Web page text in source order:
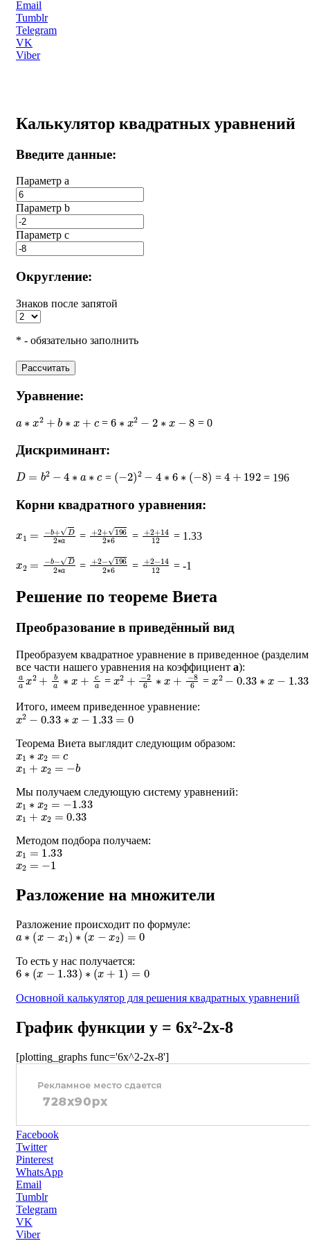
Email
Tumblr
Telegram
VK
Viber
Калькулятор квадратных уравнений
Введите данные:
Параметр a
Параметр b
Параметр с
Округление:
Знаков после запятой
* - обязательно заполнить
Рассчитать
Уравнение:
2 b ∗ = 6 2 ∗ = 0
Дискриминант:
D= 2− a = (− 2)2− ∗ ∗ −8 = 4 +192 = 196
Корни квадратного уравнения:
+ D2∗ = + 2+ 196 6
= + 2+ 14 12
= 1.33
b−D2∗ = +2−196 6
= +2−14 = -1
Решение по теореме Виета
Преобразование в приведённый вид
Преобразуем квадратное уравнение в приведенное (разделим
все части нашего уравнения на коэффициент a):
aax2+ba∗x+ca = x2+−26∗x+−86 =x2− 0.33∗ 1.33
Итого, имеем приведенное уравнение:
x2−0.33∗x−1.33=0
Теорема Виета выглядит следующим образом:
x1∗x2= c
x1 + x2 =− b
Мы получаем следующую систему уравнений:
x1∗x2=−1.33
x1 + x2 =0.33
Методом подбора получаем:
x1=1.33
x2 =− 1
Разложение на множители
Разложение происходит по формуле:
a ∗(x−x1)∗ (x−x2)=0
То есть у нас получается:
6∗(x−1.33)∗(x+1)=0
Основной калькулятор для решения квадратных уравнений
График функции y = 6x²-2x-8
[plotting_graphs func='6x^2-2x-8']
Facebook
Twitter
Pinterest
WhatsApp
Email
Tumblr
Telegram
VK
Viber